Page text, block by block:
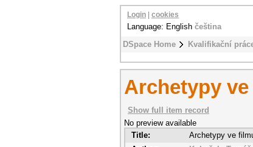
DSpace Home Kvalifikační
Login cookies
Language: English čeština
Archetypy
Show full item record
No preview available
Title:
Archetypy ve